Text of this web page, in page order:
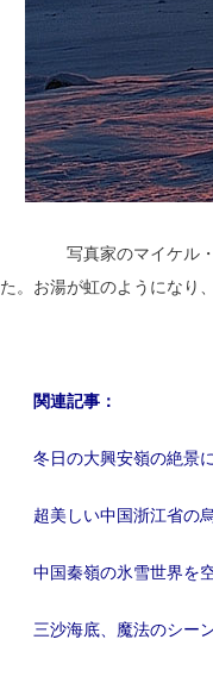
写真家のマイケル・
た。お湯が虹のようになり
関連記事：
冬日の大興安嶺の絶景
超美しい中国浙江省の
中国秦嶺の氷雪世界を
三沙海底、魔法のシー